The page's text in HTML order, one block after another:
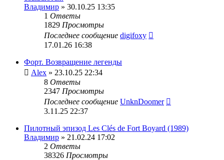
Владимир » 30.10.25 13:35
1 Ответы
1829 Просмотры
Последнее сообщение digifoxy
17.01.26 16:38
Форт. Возвращение легенды
Alex » 23.10.25 22:34
8 Ответы
2347 Просмотры
Последнее сообщение UnknDoomer
3.11.25 22:37
Пилотный эпизод Les Clés de Fort Boyard (1989)
Владимир » 21.02.24 17:02
2 Ответы
38326 Просмотры